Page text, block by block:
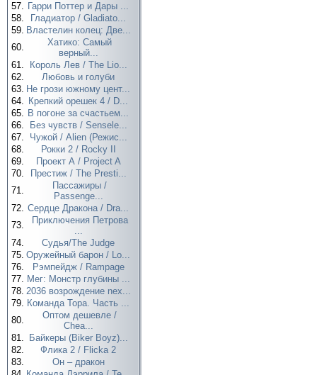
57. Гарри Поттер и Дары ...
58.
Гладиатор / Gladiato...
59. Властелин колец: Две...
60.
Хатико: Самый
верный...
61.
Король Лев / The Lio...
62.
Любовь и голуби
63. Не грози южному цент...
64. Крепкий орешек 4 / D...
65. В погоне за счастьем...
66.
Без чувств / Sensele...
67.
Чужой / Alien (Режис...
68.
Рокки 2 / Rocky II
69.
Проект А / Project A
70.
Престиж / The Presti...
71.
Пассажиры /
Passenge...
72. Сердце Дракона / Dra...
73.
Приключения Петрова
...
74.
Судья/The Judge
75. Оружейный барон / Lo...
76.
Рэмпейдж / Rampage
77. Мег: Монстр глубины ...
78. 2036 возрождение nex...
79. Команда Тора. Часть ...
80.
Оптом дешевле /
Chea...
81.
Байкеры (Biker Boyz)...
82.
Флика 2 / Flicka 2
83.
Он – дракон